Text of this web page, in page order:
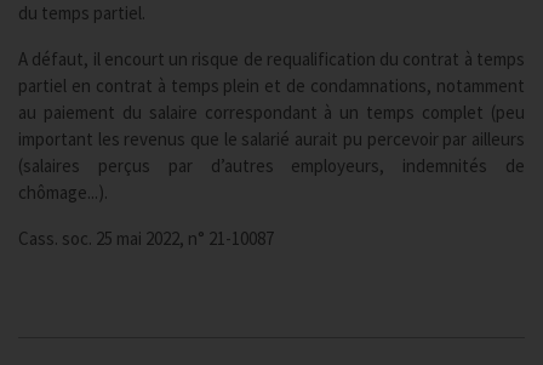
du temps partiel.
A défaut, il encourt un risque de requalification du contrat à temps
partiel en contrat à temps plein et de condamnations, notamment
au paiement du salaire correspondant à un temps complet (peu
important les revenus que le salarié aurait pu percevoir par ailleurs
(salaires perçus par d’autres employeurs, indemnités de
chômage...).
Cass. soc. 25 mai 2022, n° 21-10087